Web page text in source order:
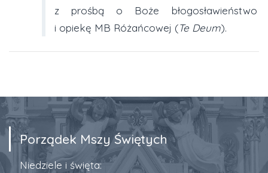
z prośbą o Boże błogosławieństwo
i opiekę MB Różańcowej (Te Deum).
Porządek Mszy Świętych
Niedziele i święta: